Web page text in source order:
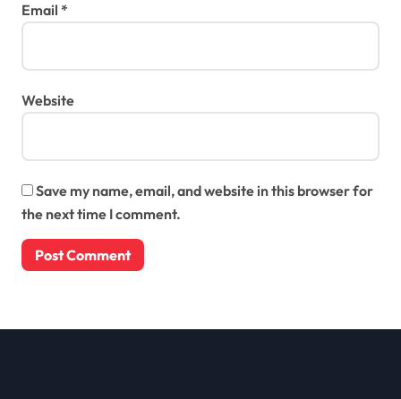
Email *
Website
Save my name, email, and website in this browser for
the next time I comment.